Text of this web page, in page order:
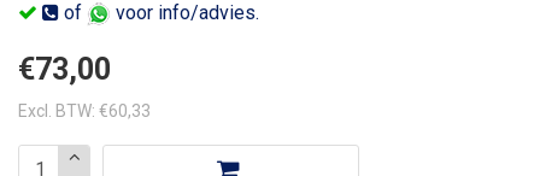
of
voor info/advies.
€73,00
Excl. BTW: €60,33